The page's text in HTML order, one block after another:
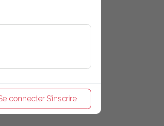
Se connecter S’inscrire